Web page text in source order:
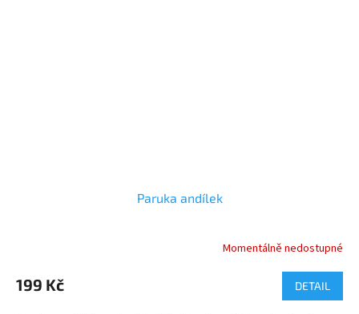
Paruka andílek
Momentálně nedostupné
199 Kč DETAIL